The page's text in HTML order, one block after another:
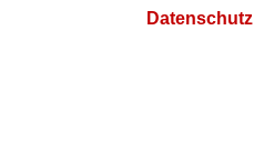
Datenschutz